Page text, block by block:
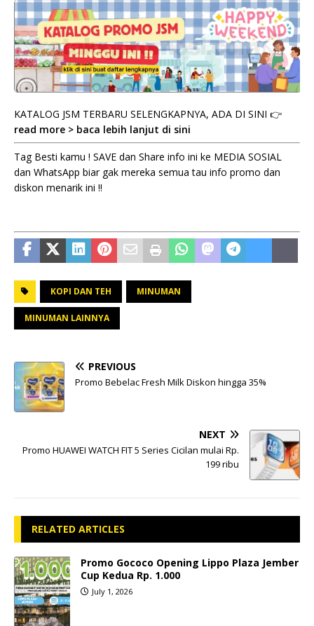
KATALOG JSM TERBARU SELENGKAPNYA, ADA DI SINI 👉
read more > baca lebih lanjut di sini
Tag Besti kamu ! SAVE dan Share info ini ke MEDIA SOSIAL
dan WhatsApp biar gak mereka semua tau info promo dan
diskon menarik ini !!
KOPI DAN TEH MINUMAN
MINUMAN LAINNYA
PREVIOUS
Promo Bebelac Fresh Milk Diskon hingga 35%
NEXT
Promo HUAWEI WATCH FIT 5 Series Cicilan mulai Rp.
199 ribu
RELATED ARTICLES
Promo Gococo Opening Lippo Plaza Jember
Cup Kedua Rp. 1.000
July 1, 2026